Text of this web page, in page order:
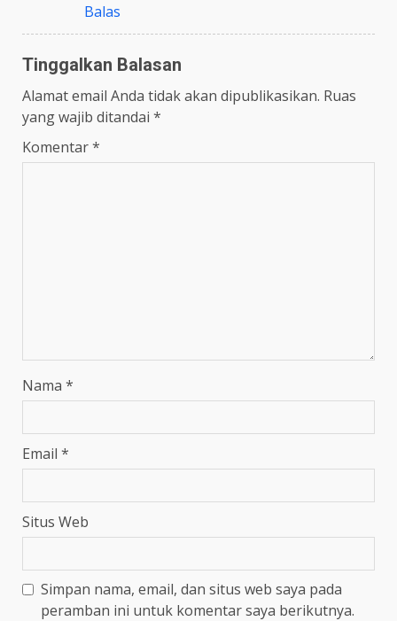
Balas
Tinggalkan Balasan
Alamat email Anda tidak akan dipublikasikan. Ruas
yang wajib ditandai *
Komentar*
Nama *
Email *
Situs Web
Simpan nama, email, dan situs web saya pada
peramban ini untuk komentar saya berikutnya.